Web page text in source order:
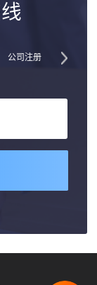
公司注册